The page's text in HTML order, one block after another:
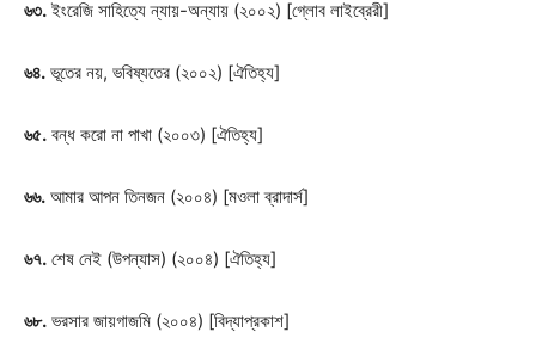
৬৩.ইংরেজি সাহিত্যে ন্যায়-অন্যায় (২০০২) [গ্লোব লাইব্রেরী]
৬৪. ভূতের নয়, ভবিষ্যতের (২০০২) [ঐতিহ্য]
৬৫. বন্ধ করো না পাখা (২০০৩) [ঐতিহ্য]
৬৬. আমার আপন তিনজন (২০০৪) [মওলা ব্রাদার্স]
৬৭. শেষ নেই (উপন্যাস) (২০০৪) [ঐতিহ্য]
৬৮. ভরসার জায়গাজমি (২০০৪) [বিদ্যাপ্রকাশ]